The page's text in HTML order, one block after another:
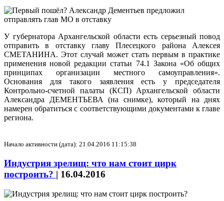
У губернатора Архангельской области есть серьезный повод
отправить в отставку главу Плесецкого района Алексея
СМЕТАНИНА. Этот случай может стать первым в практике
применения новой редакции статьи 74.1 Закона «Об общих
принципах организации местного самоуправления».
Основания для такого заявления есть у председателя
Контрольно-счетной палаты (КСП) Архангельской области
Александра ДЕМЕНТЬЕВА (на снимке), который на днях
намерен обратиться с соответствующими документами к главе
региона.
Начало активности (дата): 21.04.2016 11:15:38
Индустрия зрелищ: что нам стоит цирк
построить? | 16.04.2016